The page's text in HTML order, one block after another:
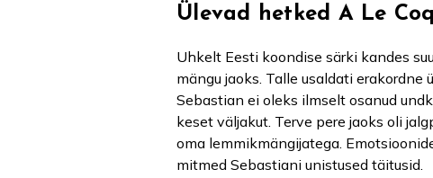
Ülevad hetked A Le
Uhkelt Eesti koondise särki kandes
mängu jaoks. Talle usaldati
Sebastian ei oleks ilmselt osanud
keset väljakut. Terve pere jaoks oli
oma lemmikmängijatega.
mitmed Sebastiani unistused täitusid.